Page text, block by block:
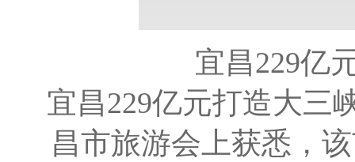
宜昌229亿
宜昌229亿元打造大三
昌市旅游会上获悉，